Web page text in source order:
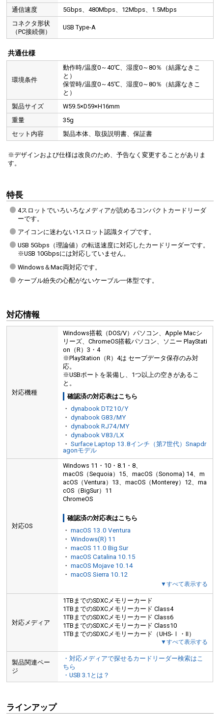
通信速度
5Gbps、480Mbps、12Mbps、1.5Mbps
コネクタ形状
（PC接続側）
USB Type-A
共通仕様
環境条件
動作時/温度0～40℃、湿度0～80％（結露なきこ
と）
保管時/温度0～45℃、湿度0～80％（結露なきこ
と）
製品サイズ
W59.5×D59×H16mm
重量
35g
セット内容
製品本体、取扱説明書、保証書
※デザインおよび仕様は改良のため、予告なく変更することがありま
す。
特長
4スロットでいろいろなメディアが読めるコンパクトカードリーダ
ーです。
アイコンに迷わない1スロット認識タイプです。
USB 5Gbps（理論値）の転送速度に対応したカードリーダーです。
※USB 10Gbpsには対応していません。
Windows＆Mac両対応です。
ケーブル紛失の心配がないケーブル一体型です。
対応情報
対応機種
Windows搭載（DOS/V）パソコン、Apple Macシ
リーズ、ChromeOS搭載パソコン、ソニー PlayStati
on（R）3・4
※PlayStation（R）4は セーブデータ保存のみ対
応。
※USBポートを装備し、1つ以上の空きがあるこ
と。
確認済の対応表はこちら
・dynabook DT210/Y
・dynabook G83/MY
・dynabook RJ74/MY
・dynabook V83/LX
・Surface Laptop 13.8インチ（第7世代）Snapdr
agonモデル
対応OS
Windows 11・10・8.1・8、
macOS（Sequoia）15、macOS（Sonoma) 14、m
acOS（Ventura）13、macOS（Monterey）12、ma
cOS（BigSur）11
ChromeOS
確認済の対応表はこちら
・macOS 13.0 Ventura
・Windows(R) 11
・macOS 11.0 Big Sur
・macOS Catalina 10.15
・macOS Mojave 10.14
・macOS Sierra 10.12
▼すべて表示する
対応メディア
1TBまでのSDXCメモリーカード
1TBまでのSDXCメモリーカード Class4
1TBまでのSDXCメモリーカード Class6
1TBまでのSDXCメモリーカード Class10
1TBまでのSDXCメモリーカード（UHS-Ⅰ・II）
▼すべて表示する
製品関連ペー
ジ
・対応メディアで探せるカードリーダー検索はこ
ちら
・USB 3.1とは？
ラインアップ